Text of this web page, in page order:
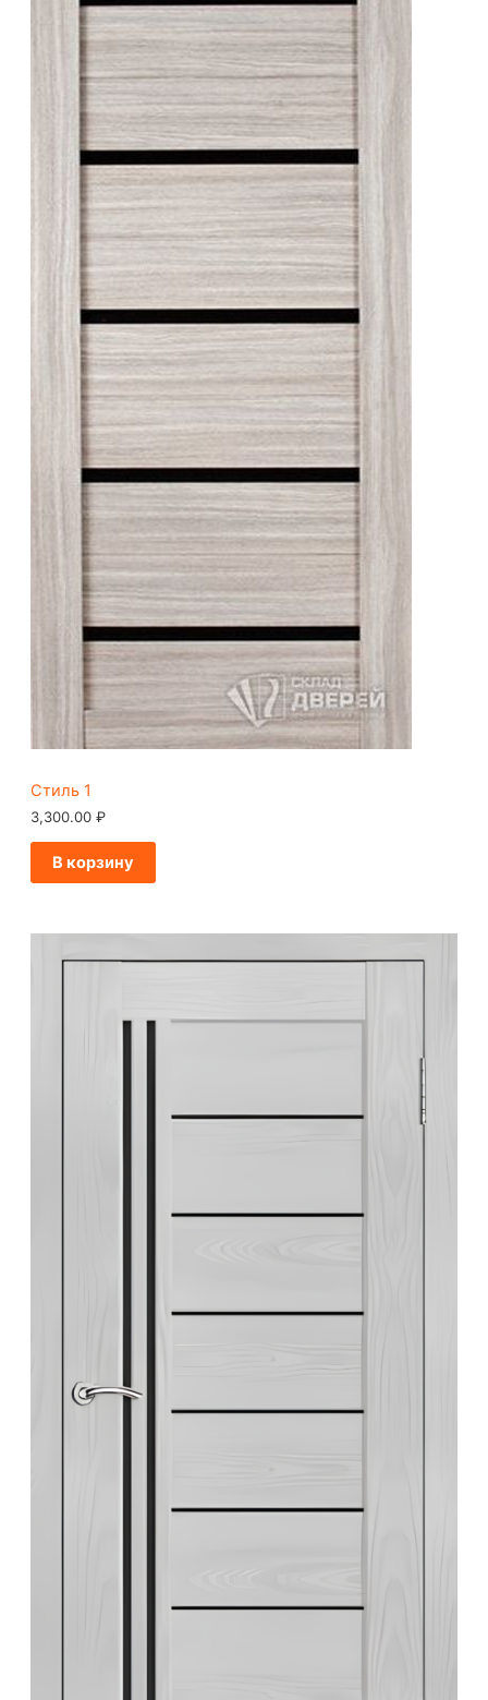
Стиль 1
3,300.00 ₽
В корзину